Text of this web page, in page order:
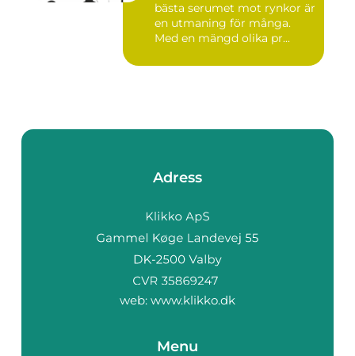
bästa serumet mot rynkor är
en utmaning för många.
Med en mängd olika pr...
Adress
web: www.klikko.dk
Menu